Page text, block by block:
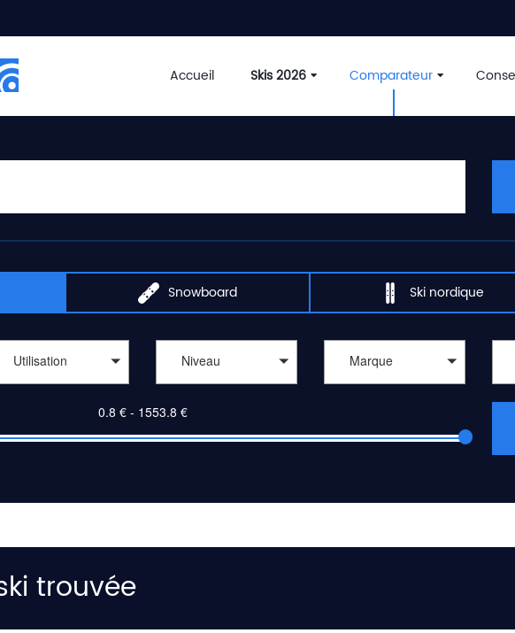
Accueil Skis 2026 Comparateur
Snowboard Ski nordique
Utilisation Niveau Marque
trouvée